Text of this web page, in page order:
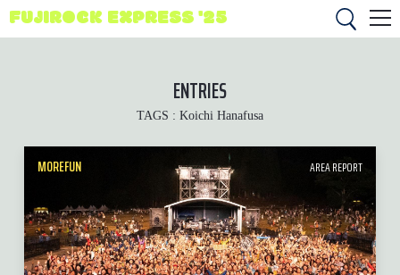
FUJIROCK EXPRESS '25
ENTRIES
TAGS : Koichi Hanafusa
MOREFUN AREA REPORT